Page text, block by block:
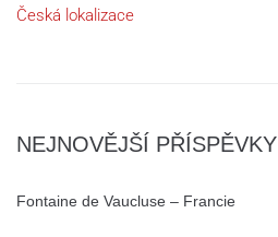
Česká lokalizace
NEJNOVĚJŠÍ PŘÍSPĚVKY
Fontaine de Vaucluse – Francie